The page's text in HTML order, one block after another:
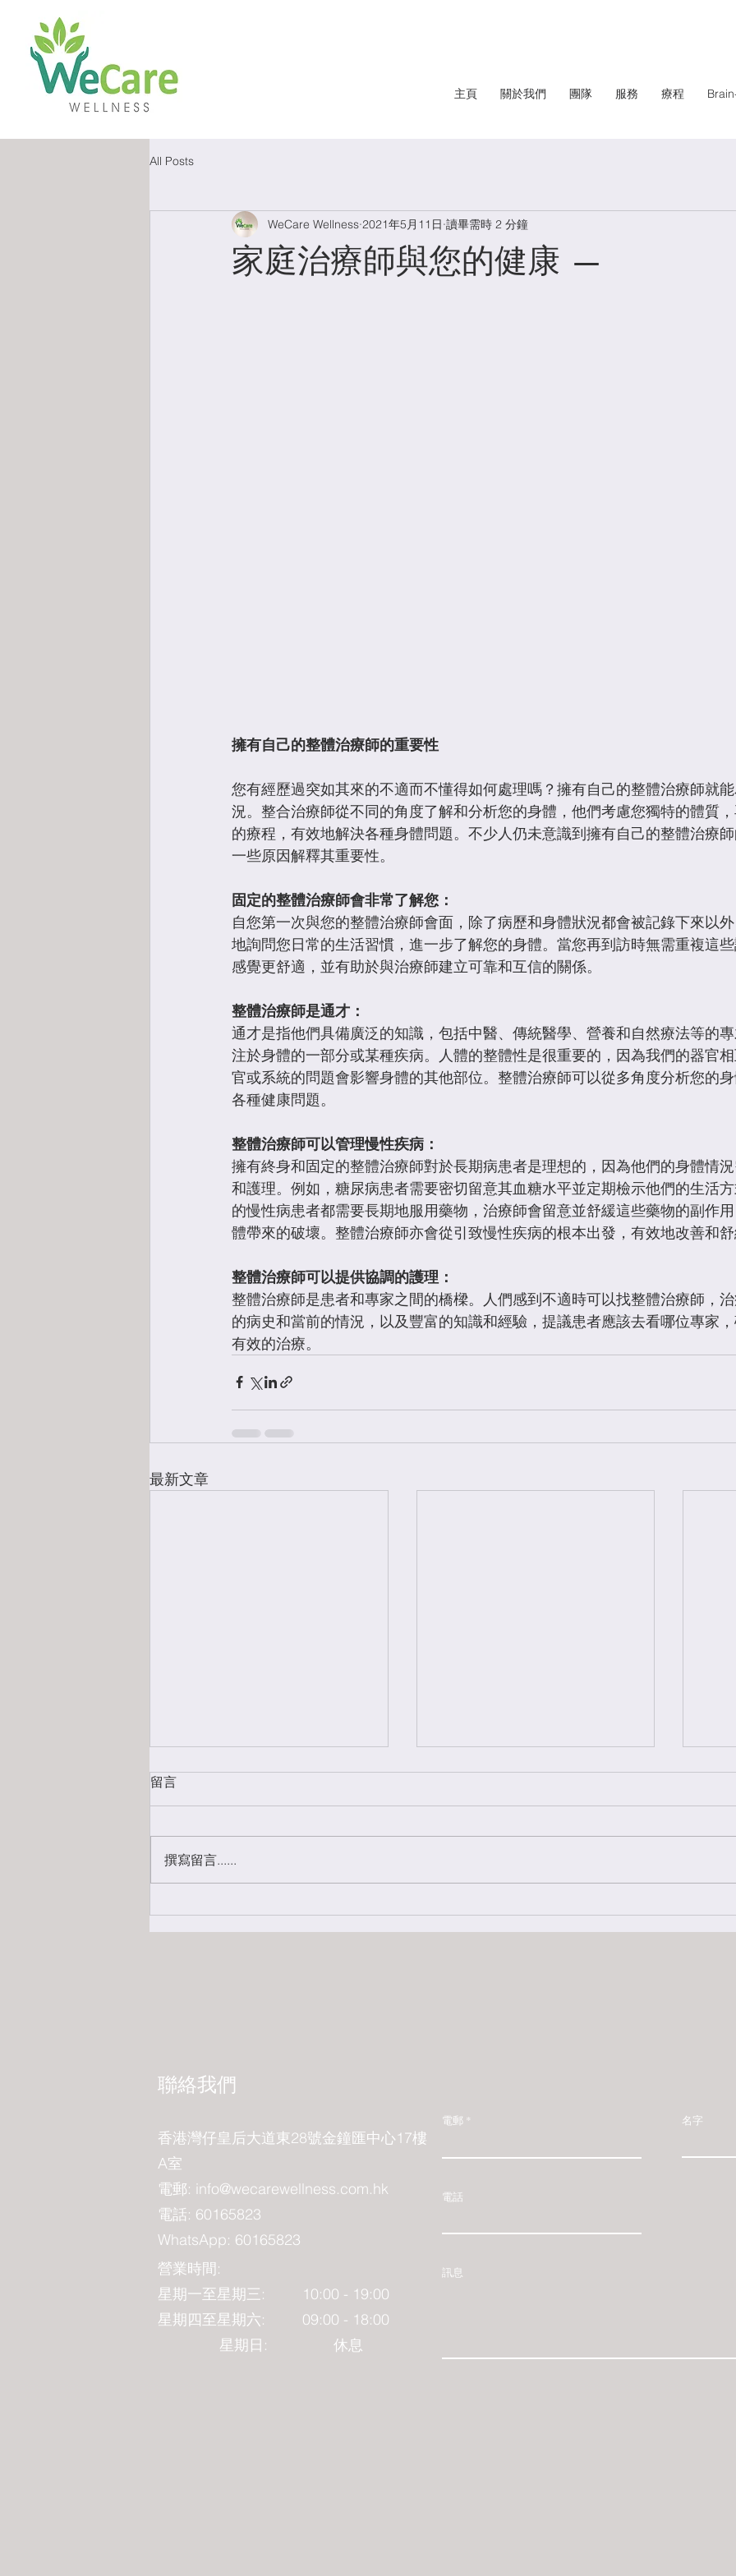
主頁 關於我們 團隊 服務 療程
All Posts
家庭治療師與您的健康 —
WeCare Wellness 2021年5月11日 讀畢需時 2 分鐘
擁有自己的整體治療師的重要性
您有經歷過突如其來的不適而不懂得如何處理嗎？擁有自己的整體治療師就
況。整合治療師從不同的角度了解和分析您的身體，他們考慮您獨特的體質
的療程，有效地解決各種身體問題。不少人仍未意識到擁有自己的整體治療
一些原因解釋其重要性。
固定的整體治療師會非常了解您：
自您第一次與您的整體治療師會面，除了病歷和身體狀況都會被記錄下來以
地詢問您日常的生活習慣，進一步了解您的身體。當您再到訪時無需重複這
感覺更舒適，並有助於與治療師建立可靠和互信的關係。
整體治療師是通才：
通才是指他們具備廣泛的知識，包括中醫、傳統醫學、營養和自然療法等的
注於身體的一部分或某種疾病。人體的整體性是很重要的，因為我們的器官
官或系統的問題會影響身體的其他部位。整體治療師可以從多角度分析您的
各種健康問題。
整體治療師可以管理慢性疾病：
擁有終身和固定的整體治療師對於長期病患者是理想的，因為他們的身體情
和護理。例如，糖尿病患者需要密切留意其血糖水平並定期檢示他們的生活
的慢性病患者都需要長期地服用藥物，治療師會留意並舒緩這些藥物的副作
體帶來的破壞。整體治療師亦會從引致慢性疾病的根本出發，有效地改善和
整體治療師可以提供協調的護理：
整體治療師是患者和專家之間的橋樑。人們感到不適時可以找整體治療師，
的病史和當前的情況，以及豐富的知識和經驗，提議患者應該去看哪位專家
有效的治療。
最新文章
重要性
留言
撰寫留言......
​聯絡我們
電郵 名字
電話
訊息
香港灣仔皇后大道東28號金鐘匯中心17樓
A室
電郵: info@wecarewellness.com.hk
電話: 60165823
WhatsApp: 60165823
營業時間:
星期一至星期三: 10:00 - 19:00
星期四至星期六: 09:00 - 18:00
星期日: 休息